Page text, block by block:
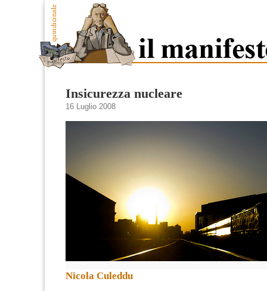
Insicurezza nucleare
16 Luglio 2008
Nicola Culeddu